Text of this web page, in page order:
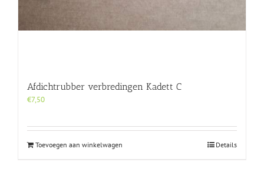
Afdichtrubber verbredingen Kadett C
€7,50
Toevoegen aan winkelwagen Details